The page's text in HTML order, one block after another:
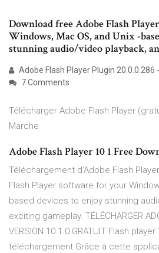
Download free Adobe Flash
Windows, Mac OS, and Unix -
stunning audio/video playback,
Adobe Flash Player Plugin 20.0.0.286
7 Comments
Télécharger Adobe Flash Player
Marche
Adobe Flash Player 10 1 Free
Téléchargement d’Adobe Flash
Flash Player software for your
based devices to enjoy stunning
exciting gameplay. TÉLÉCHARGER
VERSION 10.1.0 GRATUIT Flash
téléchargement Grâce à cette